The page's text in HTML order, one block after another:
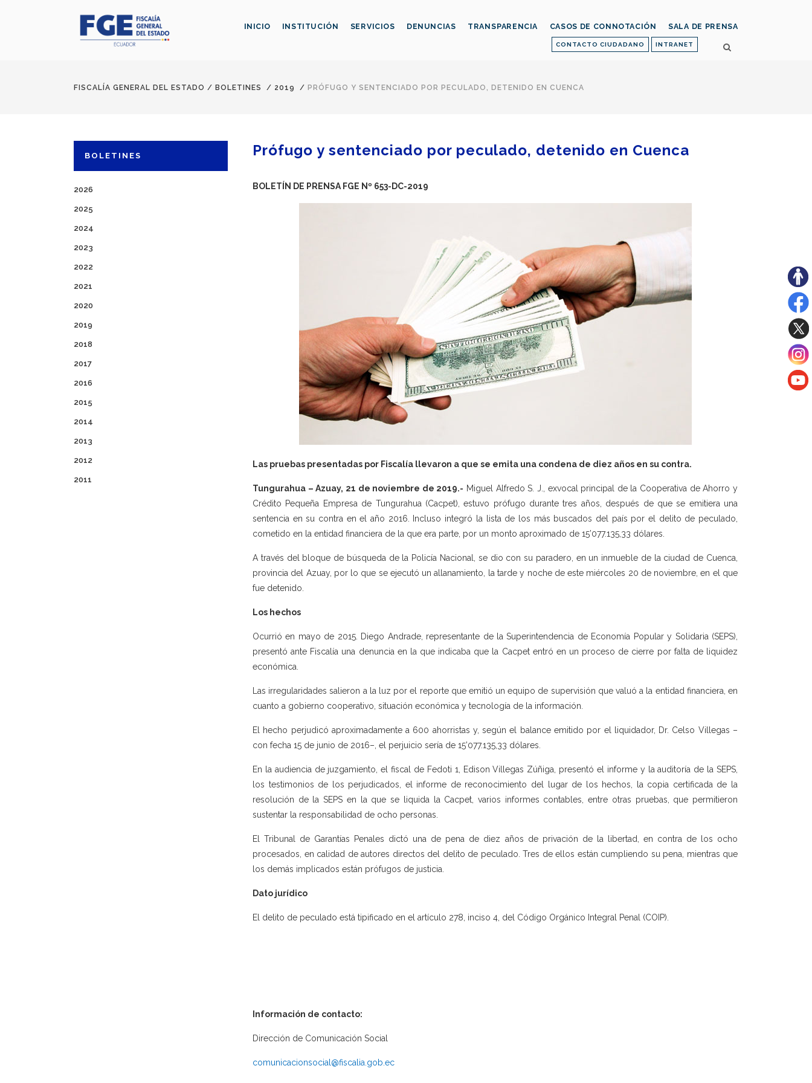
CONTACTO CIUDADANO INTRANET
INICIO INSTITUCIÓN SERVICIOS DENUNCIAS TRANSPARENCIA CASOS DE CONNOTACIÓN SALA DE PRENSA
FISCALÍA GENERAL DEL ESTADO / BOLETINES / 2019 / PRÓFUGO Y SENTENCIADO POR PECULADO, DETENIDO EN CUENCA
BOLETINES
2026
2025
2024
2023
2022
2021
2020
2019
2018
2017
2016
2015
2014
2013
2012
2011
Prófugo y sentenciado por peculado, detenido en Cuenca
BOLETÍN DE PRENSA FGE Nº 653-DC-2019
Las pruebas presentadas por Fiscalía llevaron a que se emita una condena de diez años en su contra.
Tungurahua – Azuay, 21 de noviembre de 2019.- Miguel Alfredo S. J., exvocal principal de la Cooperativa de Ahorro y
Crédito Pequeña Empresa de Tungurahua (Cacpet), estuvo prófugo durante tres años, después de que se emitiera una
sentencia en su contra en el año 2016. Incluso integró la lista de los más buscados del país por el delito de peculado,
cometido en la entidad financiera de la que era parte, por un monto aproximado de 15’077.135,33 dólares.
A través del bloque de búsqueda de la Policía Nacional, se dio con su paradero, en un inmueble de la ciudad de Cuenca,
provincia del Azuay, por lo que se ejecutó un allanamiento, la tarde y noche de este miércoles 20 de noviembre, en el que
fue detenido.
Los hechos
Ocurrió en mayo de 2015. Diego Andrade, representante de la Superintendencia de Economía Popular y Solidaria (SEPS),
presentó ante Fiscalía una denuncia en la que indicaba que la Cacpet entró en un proceso de cierre por falta de liquidez
económica.
Las irregularidades salieron a la luz por el reporte que emitió un equipo de supervisión que valuó a la entidad financiera, en
cuanto a gobierno cooperativo, situación económica y tecnología de la información.
El hecho perjudicó aproximadamente a 600 ahorristas y, según el balance emitido por el liquidador, Dr. Celso Villegas –
con fecha 15 de junio de 2016–, el perjuicio sería de 15’077.135,33 dólares.
En la audiencia de juzgamiento, el fiscal de Fedoti 1, Edison Villegas Zúñiga, presentó el informe y la auditoría de la SEPS,
los testimonios de los perjudicados, el informe de reconocimiento del lugar de los hechos, la copia certificada de la
resolución de la SEPS en la que se liquida la Cacpet, varios informes contables, entre otras pruebas, que permitieron
sustentar la responsabilidad de ocho personas.
El Tribunal de Garantías Penales dictó una de pena de diez años de privación de la libertad, en contra de los ocho
procesados, en calidad de autores directos del delito de peculado. Tres de ellos están cumpliendo su pena, mientras que
los demás implicados están prófugos de justicia.
Dato jurídico
El delito de peculado está tipificado en el artículo 278, inciso 4, del Código Orgánico Integral Penal (COIP).
Información de contacto:
Dirección de Comunicación Social
comunicacionsocial@fiscalia.gob.ec